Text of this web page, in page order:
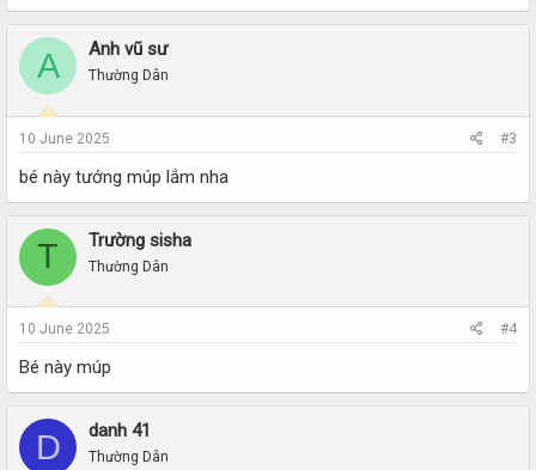
A Anh vũ sư
Thường Dân
10 June 2025 #3
bé này tướng múp lắm nha
T Trường sisha
Thường Dân
10 June 2025 #4
Bé này múp
D danh 41
Thường Dân